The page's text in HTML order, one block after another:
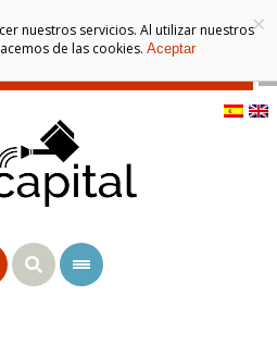
×
nuestros servicios. Al utilizar nuestros
de las cookies. Aceptar